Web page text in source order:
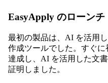
EasyApply のローンチ
最初の製品は、AI を活用
作成ツールでした。すぐ
達成し、AI を活用した文
証明しました。